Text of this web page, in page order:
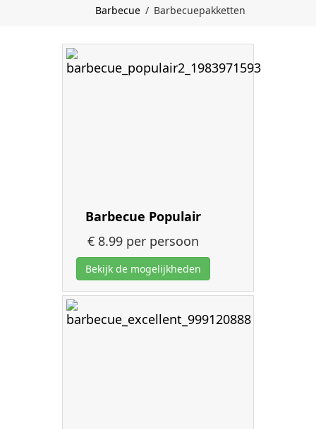
Barbecue / Barbecuepakketten
Barbecue Populair
€ 8.99per persoon
Bekijk de mogelijkheden